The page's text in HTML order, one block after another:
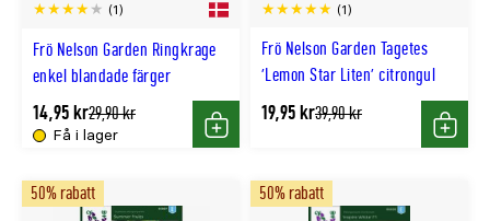
Frö Nelson Garden Ringkrage
enkel blandade färger
(1)
Få i lager
14,95 krTidligere
lägsta
pris
29,90 kr
Köp
Frö Nelson Garden Tagetes
'Lemon Star Liten' citrongul
(1)
19,95 krTidligere
39,90 kr
Köp
50% rabatt 50% rabatt